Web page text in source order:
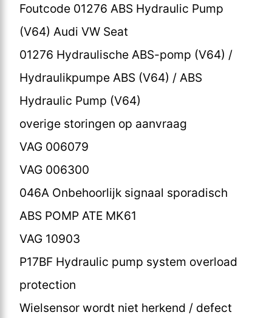
Foutcode 01276 ABS Hydraulic Pump
(V64) Audi VW Seat
01276 Hydraulische ABS-pomp (V64) /
Hydraulikpumpe ABS (V64) / ABS
Hydraulic Pump (V64)
overige storingen op aanvraag
VAG 006079
VAG 006300
046A Onbehoorlijk signaal sporadisch
ABS POMP ATE MK61
VAG 10903
P17BF Hydraulic pump system overload
protection
Wielsensor wordt niet herkend / defect